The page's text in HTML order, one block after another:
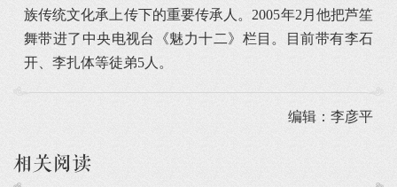
族传统文化承上传下的重要传承人。2005年2月他把芦笙
舞带进了中央电视台《魅力十二》栏目。目前带有李石
开、李扎体等徒弟5人。
编辑：李彦平
相关阅读